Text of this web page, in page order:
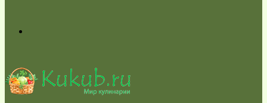
skin